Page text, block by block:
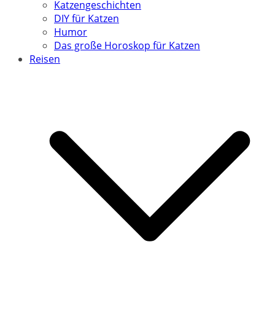
Katzengeschichten
DIY für Katzen
Humor
Das große Horoskop für Katzen
Reisen